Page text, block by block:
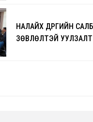
НАЛАЙХ ДҮҮРГИЙН
ЗӨВЛӨЛТЭЙ